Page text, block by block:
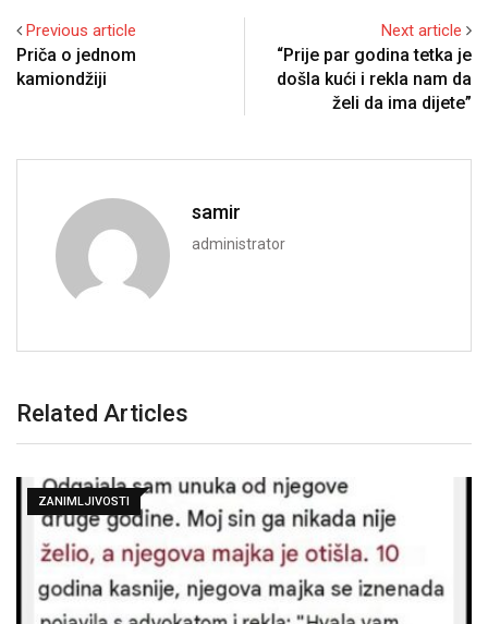
Previous article
Priča o jednom
kamiondžiji
Next article
“Prije par godina tetka je
došla kući i rekla nam da
želi da ima dijete”
samir
administrator
Related Articles
ZANIMLJIVOSTI